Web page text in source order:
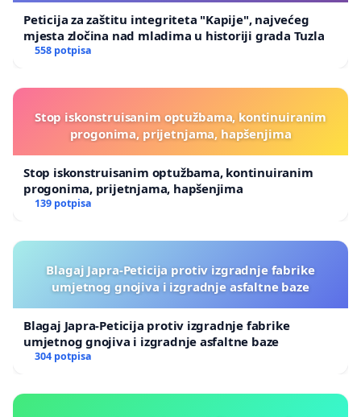
Peticija za zaštitu integriteta "Kapije", najvećeg
mjesta zločina nad mladima u historiji grada Tuzla
558 potpisa
Stop iskonstruisanim optužbama, kontinuiranim
progonima, prijetnjama, hapšenjima
Stop iskonstruisanim optužbama, kontinuiranim
progonima, prijetnjama, hapšenjima
139 potpisa
Blagaj Japra-Peticija protiv izgradnje fabrike
umjetnog gnojiva i izgradnje asfaltne baze
Blagaj Japra-Peticija protiv izgradnje fabrike
umjetnog gnojiva i izgradnje asfaltne baze
304 potpisa